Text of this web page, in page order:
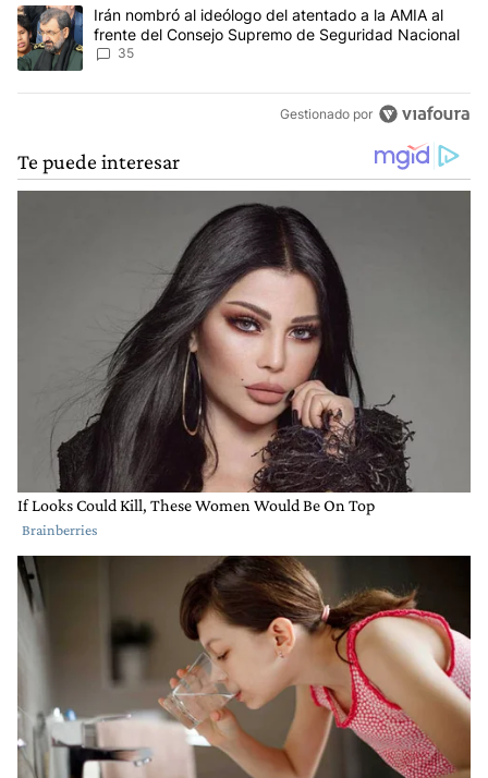
Un artículo de tendencia con el título "Irán nombró al ideólogo
Irán nombró al ideólogo del atentado a la AMIA al
frente del Consejo Supremo de Seguridad Nacional
35
Gestionado por